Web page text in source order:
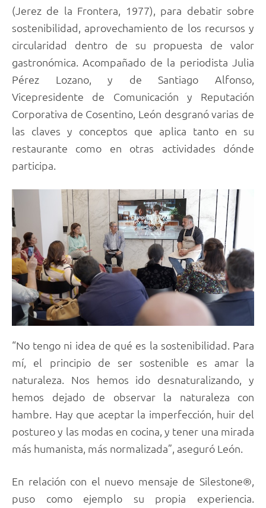
(Jerez de la Frontera, 1977), para debatir sobre
sostenibilidad, aprovechamiento de los recursos y
circularidad dentro de su propuesta de valor
gastronómica. Acompañado de la periodista Julia
Pérez Lozano, y de Santiago Alfonso,
Vicepresidente de Comunicación y Reputación
Corporativa de Cosentino, León desgranó varias de
las claves y conceptos que aplica tanto en su
restaurante como en otras actividades dónde
participa.
“No tengo ni idea de qué es la sostenibilidad. Para
mí, el principio de ser sostenible es amar la
naturaleza. Nos hemos ido desnaturalizando, y
hemos dejado de observar la naturaleza con
hambre. Hay que aceptar la imperfección, huir del
postureo y las modas en cocina, y tener una mirada
más humanista, más normalizada”, aseguró León.
En relación con el nuevo mensaje de Silestone®,
puso como ejemplo su propia experiencia.